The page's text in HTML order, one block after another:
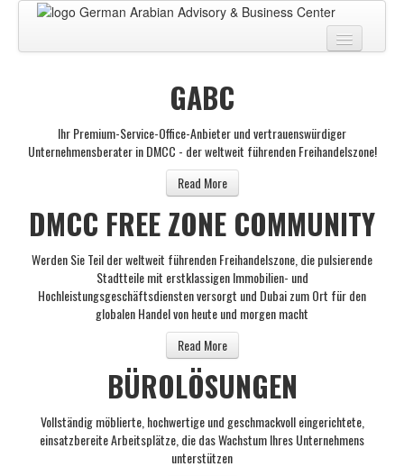
Geschäftszentrum
GESCHÄFTSBERATUNG
PRO DIENSTLEISTUNGEN
Virtuelle Tour
Kontakt
GABC
Ihr Premium-Service-Office-Anbieter und vertrauenswürdiger
Unternehmensberater in DMCC - der weltweit führenden Freihandelszone!
Read More
DMCC FREE ZONE COMMUNITY
Werden Sie Teil der weltweit führenden Freihandelszone, die pulsierende
Stadtteile mit erstklassigen Immobilien- und
Hochleistungsgeschäftsdiensten versorgt und Dubai zum Ort für den
globalen Handel von heute und morgen macht
Read More
BÜROLÖSUNGEN
Vollständig möblierte, hochwertige und geschmackvoll eingerichtete,
einsatzbereite Arbeitsplätze, die das Wachstum Ihres Unternehmens
unterstützen